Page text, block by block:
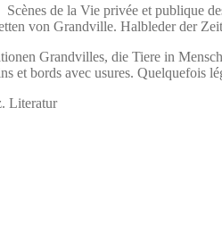
Scènes de la Vie privée et publique
von Grandville. Halbleder der
Grandvilles, die Tiere in
et bords avec usures. Quelquefois
Literatur